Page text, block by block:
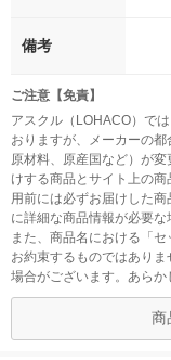
備考
ご注意【免責】
アスクル（LOHACO）で
おりますが、メーカーの都
原材料、原産国など）が
けする商品とサイト上の
用前には必ずお届けした
に詳細な商品情報が必要な
また、商品名における「
お約束するものではあり
場合がございます。あらか
商